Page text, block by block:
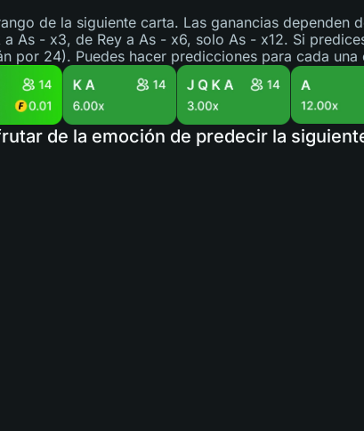
de la siguiente carta. Las ganancias
As - x3, de Rey a As - x6, solo As - x12. Si
por 24). Puedes hacer predicciones para cada
de la emoción de predecir la